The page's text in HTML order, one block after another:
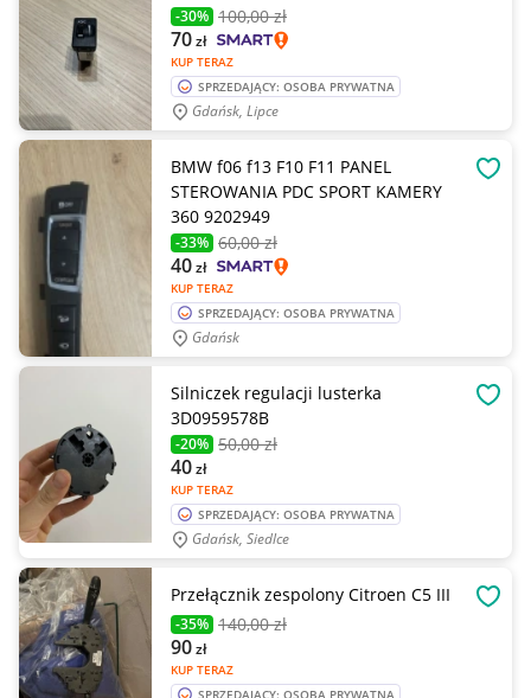
-30% 100,00 zł
KUP TERAZ
70zł
SPRZEDAJĄCY: OSOBA PRYWATNA
Gdańsk, Lipce
BMW f06 f13 F10 F11 PANEL
STEROWANIA PDC SPORT KAMERY
360 9202949
-33% 60,00 zł
KUP TERAZ
40zł
SPRZEDAJĄCY: OSOBA PRYWATNA
Gdańsk
Silniczek regulacji lusterka
3D0959578B
-20% 50,00 zł
KUP TERAZ
40zł
SPRZEDAJĄCY: OSOBA PRYWATNA
Gdańsk, Siedlce
Przełącznik zespolony Citroen C5 III
-35% 140,00 zł
KUP TERAZ
90zł
SPRZEDAJĄCY: OSOBA PRYWATNA